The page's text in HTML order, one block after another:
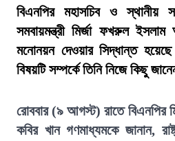
বিএনপির মহাসচিব ও
সমবায়মন্ত্রী মির্জা ফখরুল ইসলাম
মনোনয়ন দেওয়ার সিদ্ধান্ত
বিষয়টি সম্পর্কে তিনি নিজে কিছু
রোববার (৯ আগস্ট) রাতে বিএনপির
কবির খান গণমাধ্যমকে জানান,